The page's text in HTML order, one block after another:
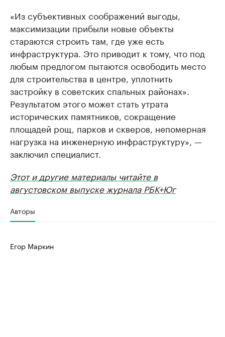
«Из субъективных соображений выгоды,
максимизации прибыли новые объекты
стараются строить там, где уже есть
инфраструктура. Это приводит к тому, что под
любым предлогом пытаются освободить место
для строительства в центре, уплотнить
застройку в советских спальных районах».
Результатом этого может стать утрата
исторических памятников, сокращение
площадей рощ, парков и скверов, непомерная
нагрузка на инженерную инфраструктуру», —
заключил специалист.
Этот и другие материалы читайте в
августовском выпуске журнала РБК+Юг
Авторы
Егор Маркин